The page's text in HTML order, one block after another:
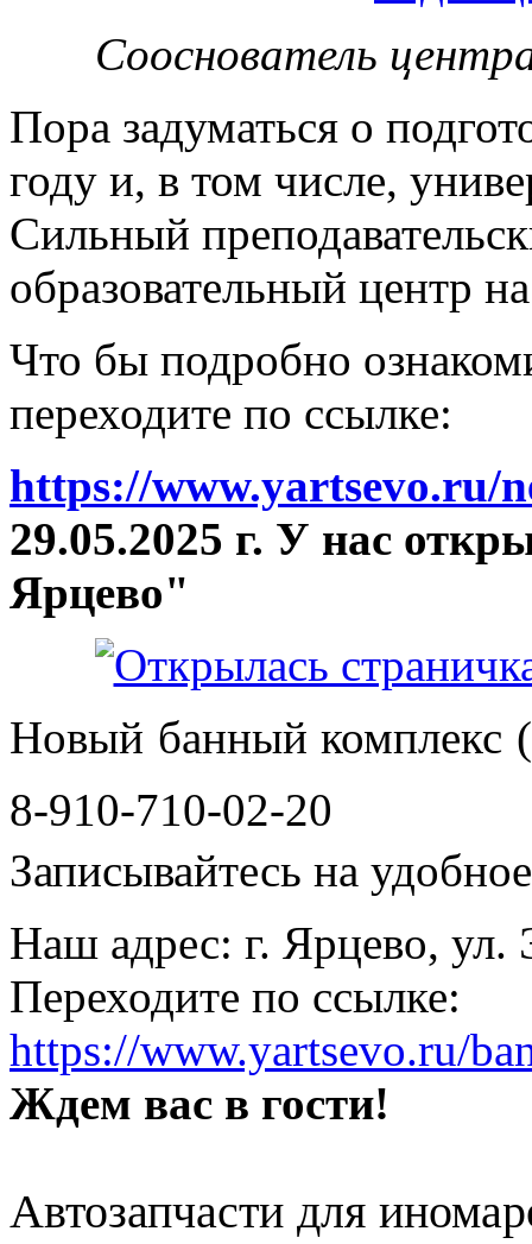
Сооснователь
Пора задуматься о
году и, в том числе,
Сильный
образовательный центр
Что бы подробно
переходите по ссылке:
https://www.yartsevo.ru/
29.05.2025 г. У нас
Ярцево"
Новый банный комплекс
8-910-710-02-20
Записывайтесь на
Наш адрес: г. Ярцево, ул.
Переходите по ссылке:
https://www.yartsevo.ru/
Ждем вас в гости!
Автозапчасти для